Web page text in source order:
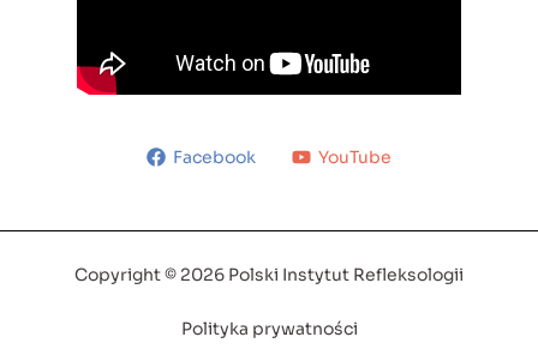
Facebook YouTube
Copyright © 2026 Polski Instytut Refleksologii
Polityka prywatności